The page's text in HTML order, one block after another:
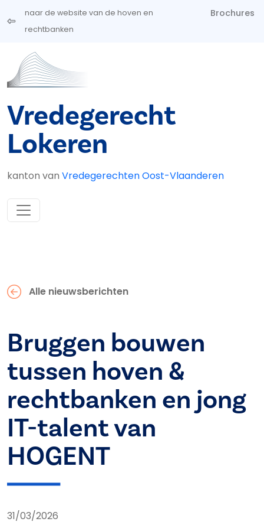
Overslaan en naar de inhoud gaan
naar de website van de hoven en
rechtbanken
Brochures
Vredegerecht
Lokeren
kanton van Vredegerechten Oost-Vlaanderen
Alle nieuwsberichten
Bruggen bouwen
tussen hoven &
rechtbanken en jong
IT-talent van
HOGENT
31/03/2026